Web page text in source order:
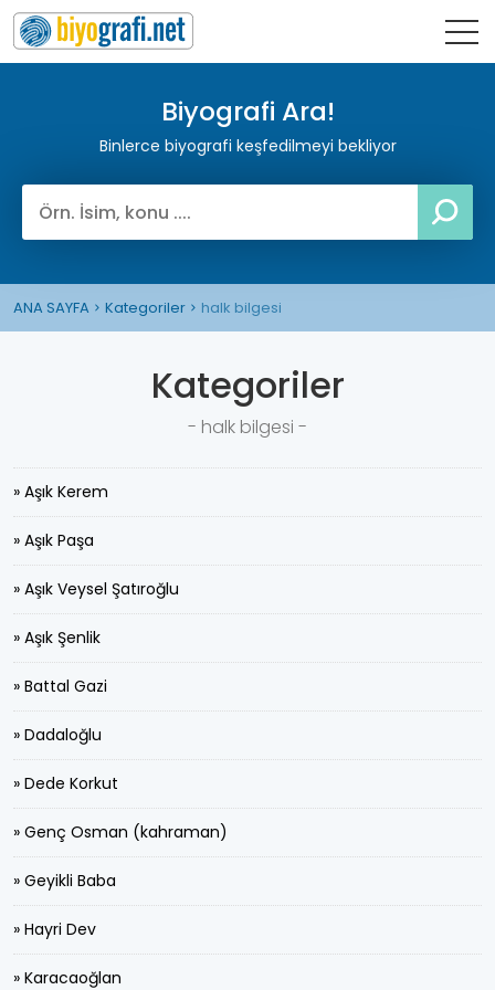
Biyografi Ara!
Binlerce biyografi keşfedilmeyi bekliyor
ANA SAYFA Kategoriler halk bilgesi
Kategoriler
- halk bilgesi -
» Aşık Kerem
» Aşık Paşa
» Aşık Veysel Şatıroğlu
» Aşık Şenlik
» Battal Gazi
» Dadaloğlu
» Dede Korkut
» Genç Osman (kahraman)
» Geyikli Baba
» Hayri Dev
» Karacaoğlan